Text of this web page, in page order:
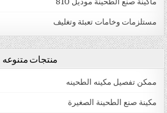
مستلزمات وخامات تعبئة وتغليف
منتجات متنوعه
ممكن تفصيل مكينه الطحينه
مكينة صنع الطحينة الصغيرة